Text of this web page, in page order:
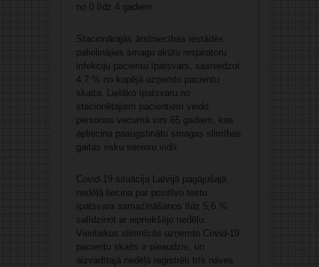
no 0 līdz 4 gadiem.
Stacionārajās ārstniecības iestādēs
palielinājies smagu akūtu respiratoru
infekciju pacientu īpatsvars, sasniedzot
4,7 % no kopējā uzņemto pacientu
skaita. Lielāko īpatsvaru no
stacionētajiem pacientiem veido
personas vecumā virs 65 gadiem, kas
apliecina paaugstinātu smagas slimības
gaitas risku senioru vidū.
Covid-19 situācija Latvijā pagājušajā
nedēļā liecina par pozitīvo testu
īpatsvara samazināšanos līdz 5,6 %,
salīdzinot ar iepriekšējo nedēļu.
Vienlaikus slimnīcās uzņemto Covid-19
pacientu skaits ir pieaudzis, un
aizvadītajā nedēļā reģistrēti trīs nāves